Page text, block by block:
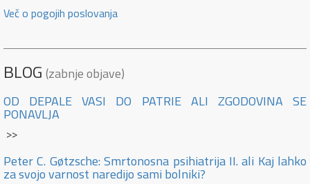
Več o pogojih poslovanja
BLOG (zabnje objave)
OD DEPALE VASI DO PATRIE ALI ZGODOVINA SE
PONAVLJA
>>
Peter C. Gøtzsche: Smrtonosna psihiatrija II. ali Kaj lahko
za svojo varnost naredijo sami bolniki?